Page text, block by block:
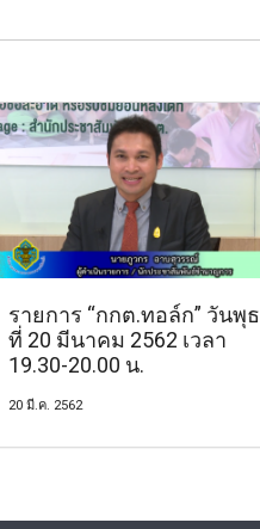
รายการ “กกต.ทอล์ก” วันพุธ
ที่ 20 มีนาคม 2562 เวลา
19.30-20.00 น.
20 มี.ค. 2562